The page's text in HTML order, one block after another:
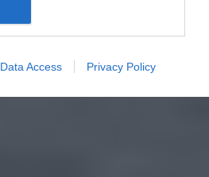
Data Access Privacy Policy